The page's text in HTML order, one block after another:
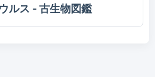
ルス - 古生物図鑑